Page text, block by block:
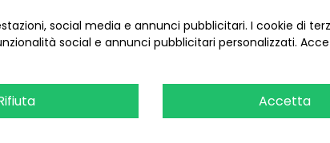
Seguici sui social
- TUTTI I DIRITTI RISERVATI
social media e annunci pubblicitari. I cookie di
social e annunci pubblicitari personalizzati.
Accetta